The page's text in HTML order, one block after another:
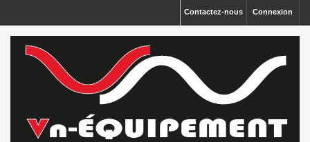
Connexion
Contactez-nous